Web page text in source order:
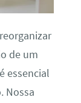
de um
essencial
Nossa